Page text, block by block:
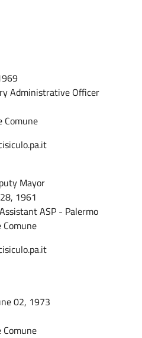
Administrative Officer
Comune
Mayor
1961
ASP - Palermo
Comune
02, 1973
Comune